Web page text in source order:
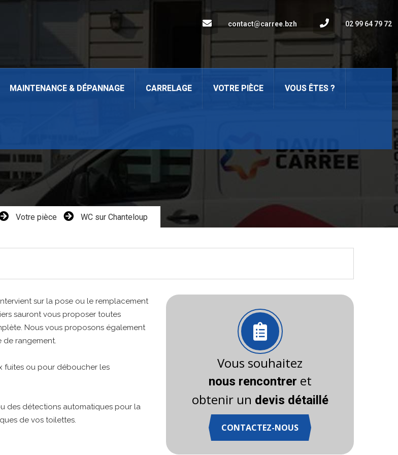
contact@carree.bzh 02 99 64 79 72
MAINTENANCE & DÉPANNAGE CARRELAGE VOTRE PIÈCE VOUS ÊTES ?
Votre pièce WC sur Chanteloup
sur la pose ou le remplacement
sauront vous proposer toutes
Nous vous proposons également
de rangement.
fuites ou pour déboucher les
des détections automatiques pour la
de vos toilettes.
Vous souhaitez
nous rencontrer et
obtenir un devis détaillé
CONTACTEZ-NOUS